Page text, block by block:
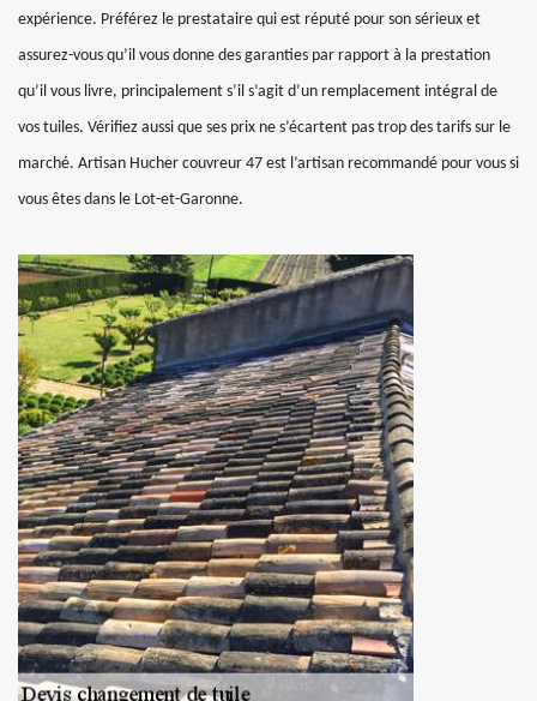
expérience. Préférez le prestataire qui est réputé pour son sérieux et
assurez-vous qu’il vous donne des garanties par rapport à la prestation
qu’il vous livre, principalement s’il s’agit d’un remplacement intégral de
vos tuiles. Vérifiez aussi que ses prix ne s’écartent pas trop des tarifs sur le
marché. Artisan Hucher couvreur 47 est l’artisan recommandé pour vous si
vous êtes dans le Lot-et-Garonne.